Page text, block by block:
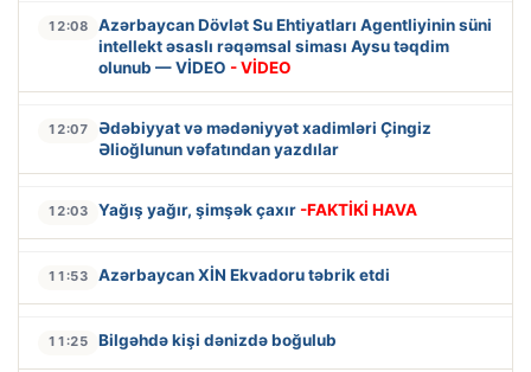
12:08
Azərbaycan Dövlət Su Ehtiyatları Agentliyinin süni
intellekt əsaslı rəqəmsal siması Aysu təqdim
olunub — VİDEO - VİDEO
12:07
Ədəbiyyat və mədəniyyət xadimləri Çingiz
Əlioğlunun vəfatından yazdılar
12:03 Yağış yağır, şimşək çaxır -FAKTİKİ HAVA
11:53 Azərbaycan XİN Ekvadoru təbrik etdi
11:25 Bilgəhdə kişi dənizdə boğulub